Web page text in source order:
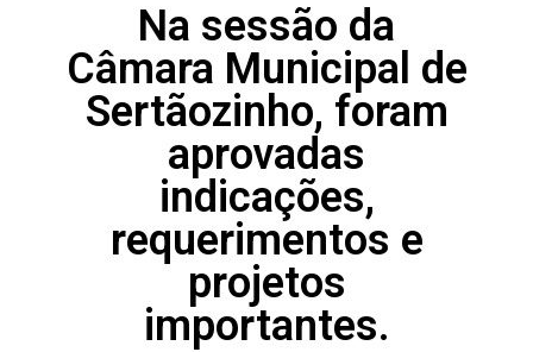
Na sessão da
Câmara Municipal de
Sertãozinho, foram
aprovadas
indicações,
requerimentos e
projetos
importantes.